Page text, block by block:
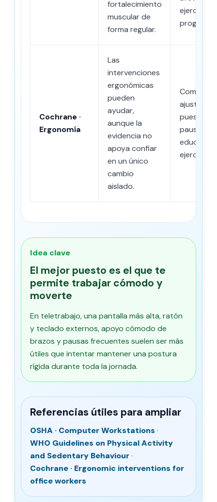
fortalecimiento
muscular de
forma regular.
ejercicios
Cochrane ·
Ergonomía
Las
intervenciones
ergonómicas
pueden
ayudar,
aunque la
evidencia no
apoya confiar
en un único
cambio
aislado.
Combinar
ajustes
puesto
pausas,
ejercicio.
Idea clave
El mejor puesto es el que te
permite trabajar cómodo y
moverte
En teletrabajo, una pantalla más alta, ratón
y teclado externos, apoyo cómodo de
brazos y pausas frecuentes suelen ser más
útiles que intentar mantener una postura
rígida durante toda la jornada.
Referencias útiles para ampliar
OSHA · Computer Workstations ·
WHO Guidelines on Physical Activity
and Sedentary Behaviour·
Cochrane · Ergonomic interventions for
office workers